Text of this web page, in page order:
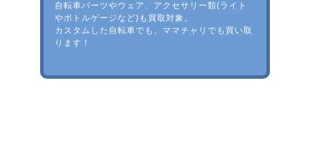
自転車パーツやウェア、アクセサリー類(ライト
やボトルゲージなど)も買取対象。
カスタムした自転車でも、ママチャリでも買い取
ります！